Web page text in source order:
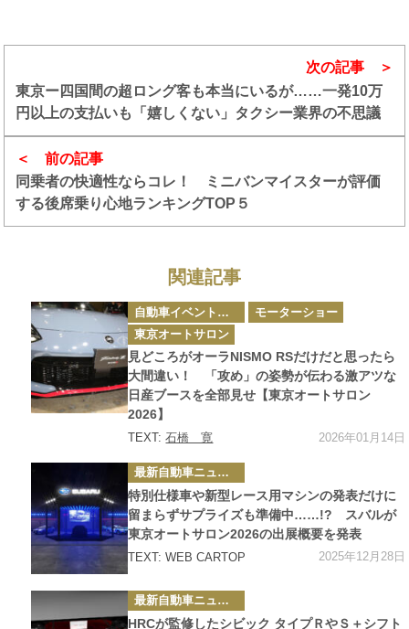
前の記事
同乗者の快適性ならコレ！ ミニバンマイスターが評価
する後席乗り心地ランキングTOP５
次の記事
東京ー四国間の超ロング客も本当にいるが……一発10万
円以上の支払いも「嬉しくない」タクシー業界の不思議
関連記事
カ
テ
ゴ
リ
ー
自動車イベント・カーイベント
モーターショー
東京オートサロン
見どころがオーラNISMO RSだけだと思ったら
大間違い！ 「攻め」の姿勢が伝わる激アツな
日産ブースを全部見せ【東京オートサロン
2026】
TEXT:石橋 寛 2026年01月14日
カ
テ
ゴ
リ
ー
最新自動車ニュース
特別仕様車や新型レース用マシンの発表だけに
留まらずサプライズも準備中……!? スバルが
東京オートサロン2026の出展概要を発表
TEXT: WEB CARTOP 2025年12月28日
カ
テ
ゴ
最新自動車ニュース
HRCが監修したシビック タイプＲやＳ＋シフト